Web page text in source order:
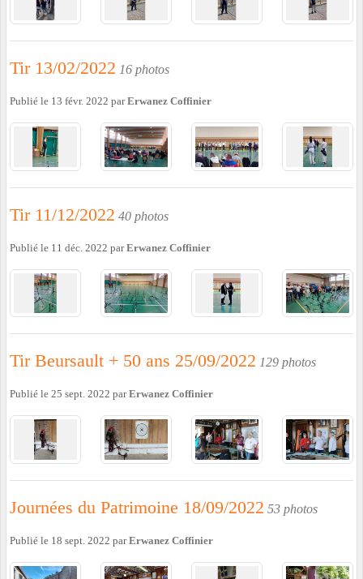
Tir 13/02/2022 16 photos
Publié le 13 févr. 2022 parErwanez Coffinier
Tir 11/12/2022 40 photos
Publié le 11 déc. 2022 parErwanez Coffinier
Tir Beursault + 50 ans 25/09/2022 129 photos
Publié le 25 sept. 2022 parErwanez Coffinier
Journées du Patrimoine 18/09/2022 53 photos
Publié le 18 sept. 2022 parErwanez Coffinier